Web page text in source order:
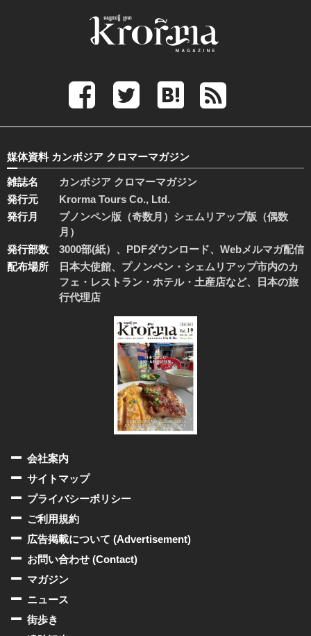
媒体資料 カンボジア クロマーマガジン
雑誌名
カンボジア クロマーマガジン
発行元
Krorma Tours Co., Ltd.
発行月
プノンペン版（奇数月）シェムリアップ版（偶数
月）
発行部数
3000部(紙）、PDFダウンロード、Webメルマガ配信
配布場所
日本大使館、プノンペン・シェムリアップ市内のカ
フェ・レストラン・ホテル・土産店など、日本の旅
行代理店
会社案内
サイトマップ
プライバシーポリシー
ご利用規約
広告掲載について (Advertisement)
お問い合わせ (Contact)
マガジン
ニュース
街歩き